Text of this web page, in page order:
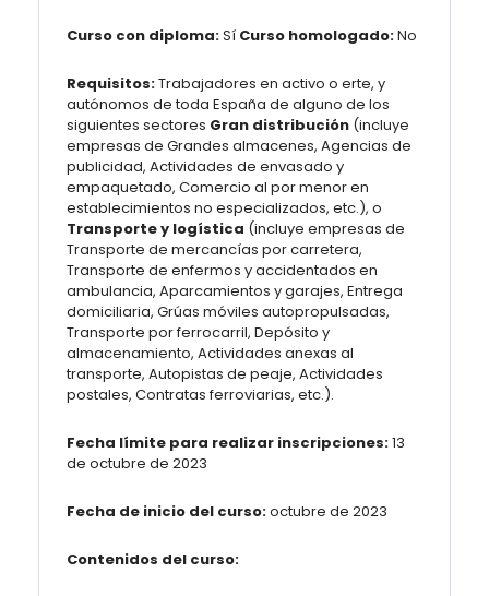
Curso con diploma:Sí Curso homologado:No
Requisitos:Trabajadores en activo o erte, y
autónomos de toda España de alguno de los
siguientes sectores Gran distribución (incluye
empresas de Grandes almacenes, Agencias de
publicidad, Actividades de envasado y
empaquetado, Comercio al por menor en
establecimientos no especializados, etc.), o
Transporte y logística (incluye empresas de
Transporte de mercancías por carretera,
Transporte de enfermos y accidentados en
ambulancia, Aparcamientos y garajes, Entrega
domiciliaria, Grúas móviles autopropulsadas,
Transporte por ferrocarril, Depósito y
almacenamiento, Actividades anexas al
transporte, Autopistas de peaje, Actividades
postales, Contratas ferroviarias, etc.).
Fecha límite para realizar inscripciones:13
de octubre de 2023
Fecha de inicio del curso:octubre de 2023
Contenidos del curso: